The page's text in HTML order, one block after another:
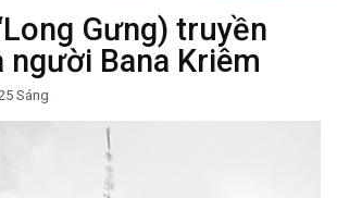
Gưng) truyền
người Bana Kriêm
Sáng